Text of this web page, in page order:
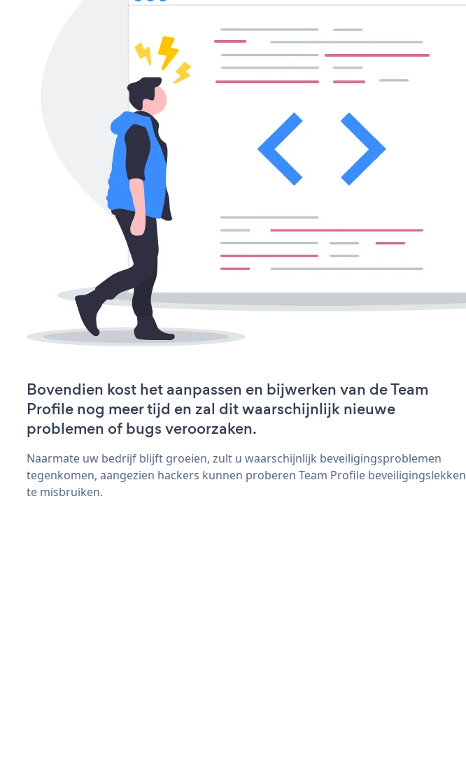
Bovendien kost het aanpassen en bijwerken van de Team
Profile nog meer tijd en zal dit waarschijnlijk nieuwe
problemen of bugs veroorzaken.
Naarmate uw bedrijf blijft groeien, zult u waarschijnlijk beveiligingsproblemen
tegenkomen, aangezien hackers kunnen proberen Team Profile beveiligingslekken
te misbruiken.